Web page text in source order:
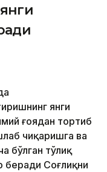
янги
ғоядан тортиб
чиқаришга ва
бўлган тўлиқ
беради Соғлиқни